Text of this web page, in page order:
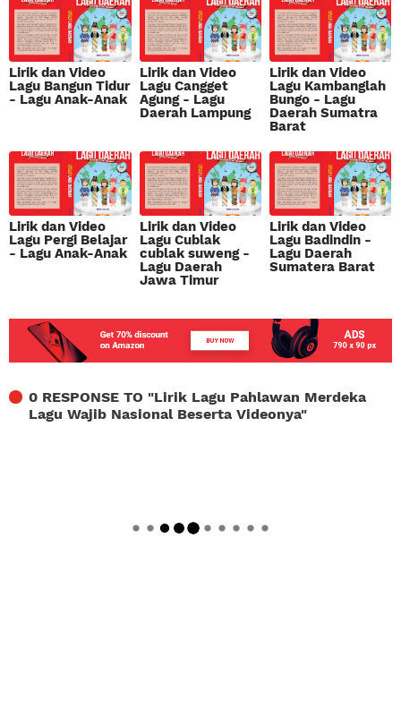
Lirik dan Video
Lagu Bangun Tidur
- Lagu Anak-Anak
Lirik dan Video
Lagu Cangget
Agung - Lagu
Daerah Lampung
Lirik dan Video
Lagu Kambanglah
Bungo - Lagu
Daerah Sumatra
Barat
Lirik dan Video
Lagu Pergi Belajar
- Lagu Anak-Anak
Lirik dan Video
Lagu Cublak
cublak suweng -
Lagu Daerah
Jawa Timur
Lirik dan Video
Lagu Badindin -
Lagu Daerah
Sumatera Barat
0 RESPONSE TO "Lirik Lagu Pahlawan Merdeka
Lagu Wajib Nasional Beserta Videonya"